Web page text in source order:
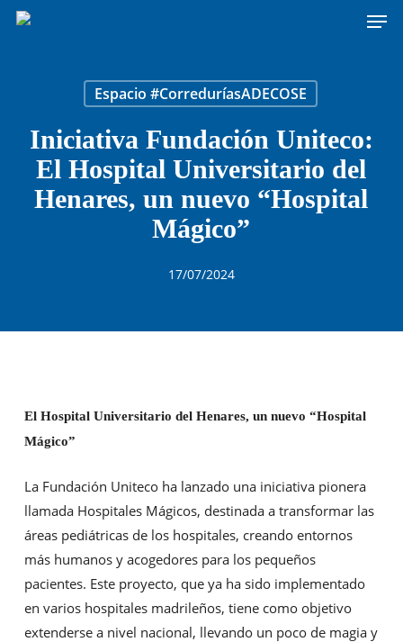
Skip
Espacio #CorreduríasADECOSE
Iniciativa Fundación Uniteco:
El Hospital Universitario del
Henares, un nuevo “Hospital
Mágico”
17/07/2024
El Hospital Universitario del Henares, un nuevo “Hospital
Mágico”
La Fundación Uniteco ha lanzado una iniciativa pionera
llamada Hospitales Mágicos, destinada a transformar las
áreas pediátricas de los hospitales, creando entornos
más humanos y acogedores para los pequeños
pacientes. Este proyecto, que ya ha sido implementado
en varios hospitales madrileños, tiene como objetivo
extenderse a nivel nacional, llevando un poco de magia y